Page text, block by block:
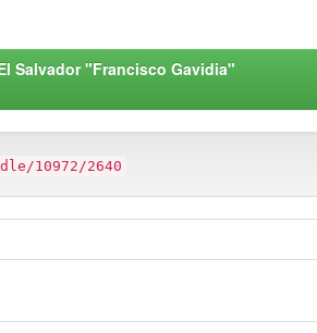
Salvador "Francisco Gavidia"
10972/2640